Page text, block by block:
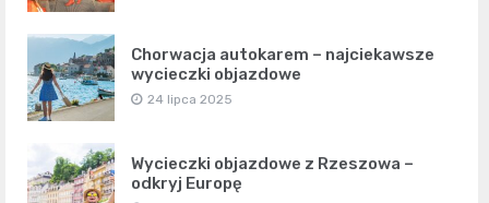
Chorwacja autokarem – najciekawsze
wycieczki objazdowe
24 lipca 2025
Wycieczki objazdowe z Rzeszowa –
odkryj Europę